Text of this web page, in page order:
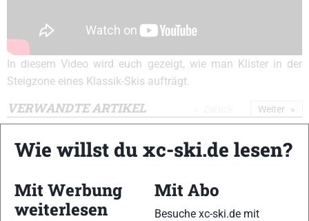
In diesem Video wird euch gezeigt, wie man Klister in der
Steigzone eines Klassik-Skis aufträgt.
VERWANDTE ARTIKEL
Wachs-Video:
Wachs-Video:
Wachs-Video:
Weiter
Wie willst du xc-ski.de lesen?
Mit Werbung
weiterlesen
Mit Abo
Besuche xc-ski.de mit